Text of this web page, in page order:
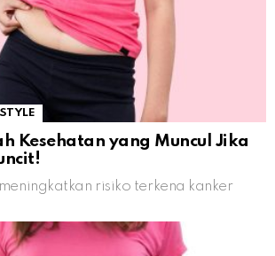
Kesehatan yang Muncul Jika
risiko terkena kanker